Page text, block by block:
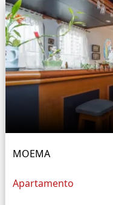
MOEMA
Apartamento